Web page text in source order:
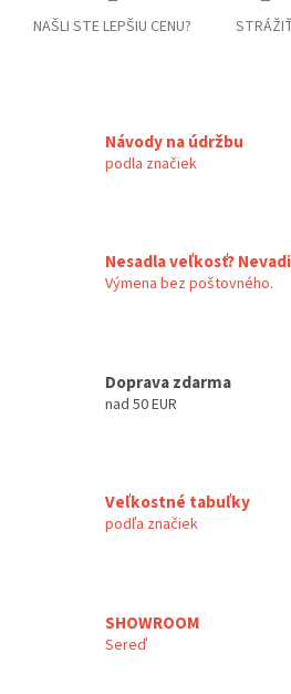
NAŠLI STE LEPŠIU CENU?
Návody na údržbu
podla značiek
Nesadla veľkosť?
Výmena bez poštovného.
Doprava zdarma
nad 50 EUR
Veľkostné tabuľky
podľa značiek
SHOWROOM
Sereď